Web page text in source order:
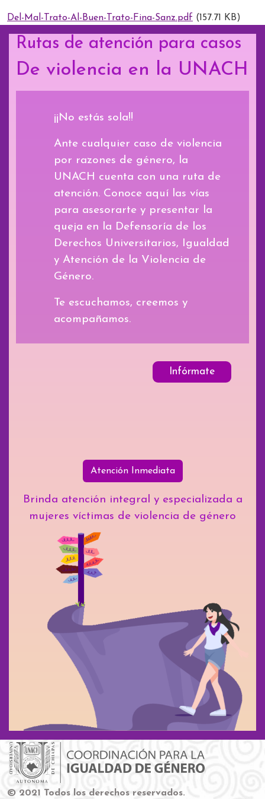
Del-Mal-Trato-Al-Buen-Trato-Fina-Sanz.pdf (157.71 KB)
Rutas de atención para casos
De violencia en la UNACH
¡¡No estás sola!!
Ante cualquier caso de violencia
por razones de género, la
UNACH cuenta con una ruta de
atención. Conoce aquí las vías
para asesorarte y presentar la
queja en la Defensoría de los
Derechos Universitarios, Igualdad
y Atención de la Violencia de
Género.
Te escuchamos, creemos y
acompañamos.
Infórmate
Atención Inmediata
Brinda atención integral y especializada a
mujeres víctimas de violencia de género
© 2021 Todos los derechos reservados.